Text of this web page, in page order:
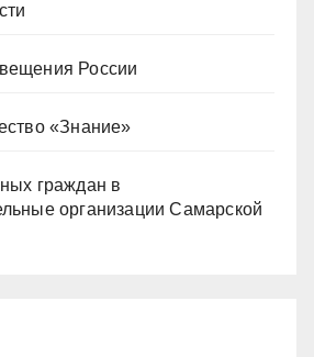
России
«Знание»
граждан в
организации Самарской